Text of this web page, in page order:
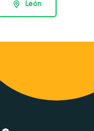
León